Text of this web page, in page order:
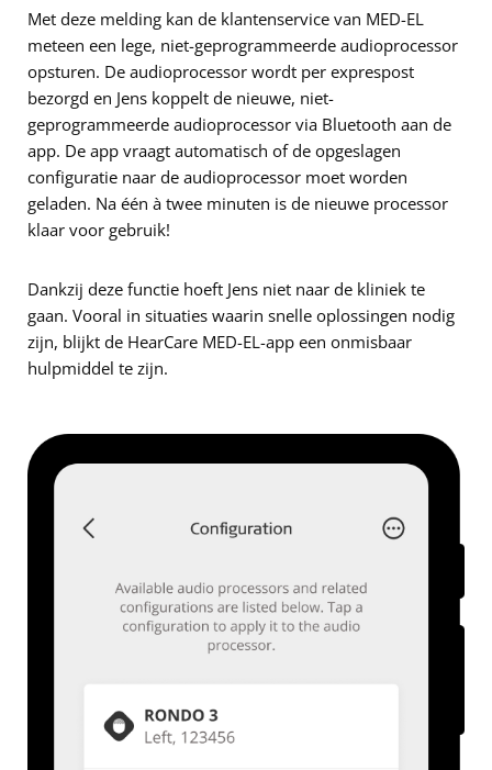
Met deze melding kan de klantenservice van MED-EL
meteen een lege, niet-geprogrammeerde audioprocessor
opsturen. De audioprocessor wordt per exprespost
bezorgd en Jens koppelt de nieuwe, niet-
geprogrammeerde audioprocessor via Bluetooth aan de
app. De app vraagt automatisch of de opgeslagen
configuratie naar de audioprocessor moet worden
geladen. Na één à twee minuten is de nieuwe processor
klaar voor gebruik!
Dankzij deze functie hoeft Jens niet naar de kliniek te
gaan. Vooral in situaties waarin snelle oplossingen nodig
zijn, blijkt de HearCare MED-EL-app een onmisbaar
hulpmiddel te zijn.